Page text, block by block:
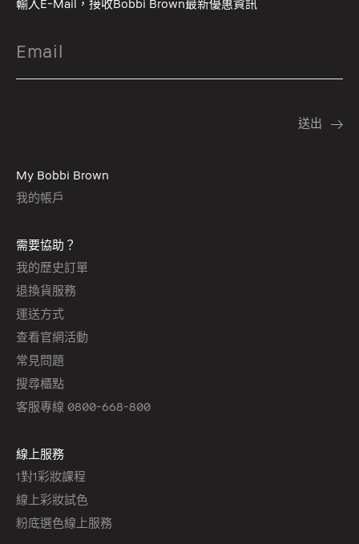
輸入E-Mail，接收Bobbi Brown最新優惠資訊
My Bobbi Brown
我的帳戶
需要協助？
我的歷史訂單
退換貨服務
運送方式
查看官網活動
常見問題
搜尋櫃點
客服專線 0800-668-800
線上服務
1對1彩妝課程
線上彩妝試色
粉底選色線上服務